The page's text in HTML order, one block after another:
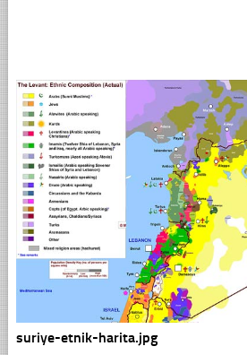
suriye-etnik-harita.jpg